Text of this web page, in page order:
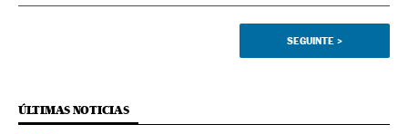
SEGUINTE >
ÚLTIMAS NOTICIAS